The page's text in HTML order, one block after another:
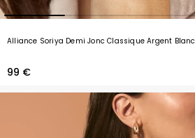
Alliance Soriya Demi Jonc Classique Argent Blanc
99 €